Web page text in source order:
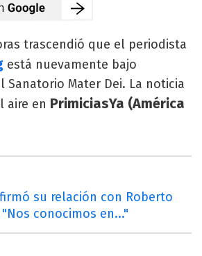
trascendió que el periodista
está nuevamente bajo
Sanatorio Mater Dei. La noticia
aire en PrimiciasYa (América
su relación con Roberto
conocimos en..."